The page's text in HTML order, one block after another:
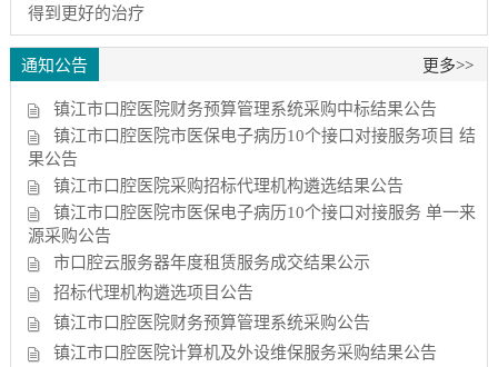
得到更好的治疗
通知公告 更多>>
镇江市口腔医院财务预算管理系统采购中标结果公告
镇江市口腔医院市医保电子病历10个接口对接服务项目 结
果公告
镇江市口腔医院采购招标代理机构遴选结果公告
镇江市口腔医院市医保电子病历10个接口对接服务 单一来
源采购公告
市口腔云服务器年度租赁服务成交结果公示
招标代理机构遴选项目公告
镇江市口腔医院财务预算管理系统采购公告
镇江市口腔医院计算机及外设维保服务采购结果公告